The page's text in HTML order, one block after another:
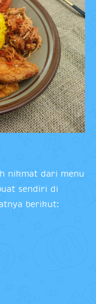
nikmat dari menu
sendiri di
berikut: